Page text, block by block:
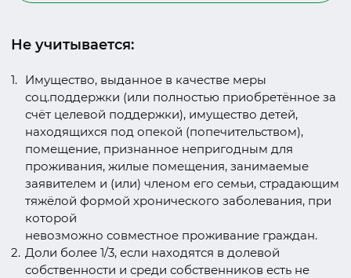
Не учитывается:
Имущество, выданное в качестве меры
соц.поддержки (или полностью приобретённое за
счёт целевой поддержки), имущество детей,
находящихся под опекой (попечительством),
помещение, признанное непригодным для
проживания, жилые помещения, занимаемые
заявителем и (или) членом его семьи, страдающим
тяжёлой формой хронического заболевания, при
которой
невозможно совместное проживание граждан.
Доли более 1/3, если находятся в долевой
собственности и среди собственников есть не